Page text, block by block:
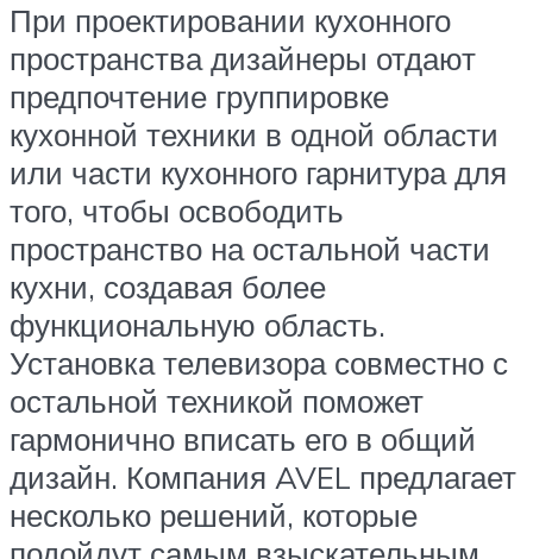
При проектировании кухонного
пространства дизайнеры отдают
предпочтение группировке
кухонной техники в одной области
или части кухонного гарнитура для
того, чтобы освободить
пространство на остальной части
кухни, создавая более
функциональную область.
Установка телевизора совместно с
остальной техникой поможет
гармонично вписать его в общий
дизайн. Компания AVEL предлагает
несколько решений, которые